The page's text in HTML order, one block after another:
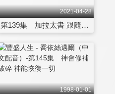
2021-04-28
第139集 加拉太書 跟隨聖靈引導
1998-01-01